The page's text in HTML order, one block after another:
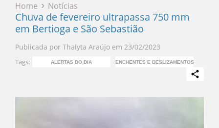
Home Notícias
Chuva de fevereiro ultrapassa 750 mm
em Bertioga e São Sebastião
Publicada por Thalyta Araújo em 23/02/2023
Tags: ALERTAS DO DIA ENCHENTES E DESLIZAMENTOS